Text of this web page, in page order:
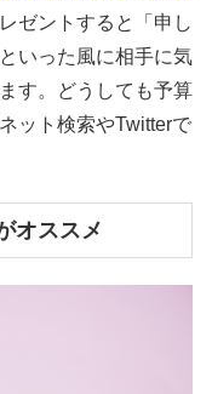
ゼントすると「申し
いった風に相手に気
す。どうしても予算
ット検索やTwitterで
オススメ